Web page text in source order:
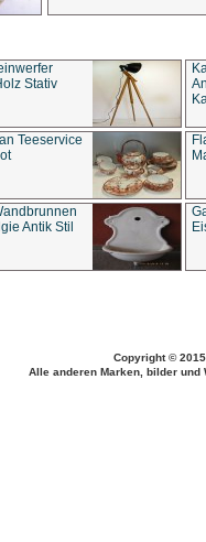
Stativ
Teeservice
Antik Stil
Copyright ©
Alle anderen Marken, bilder und